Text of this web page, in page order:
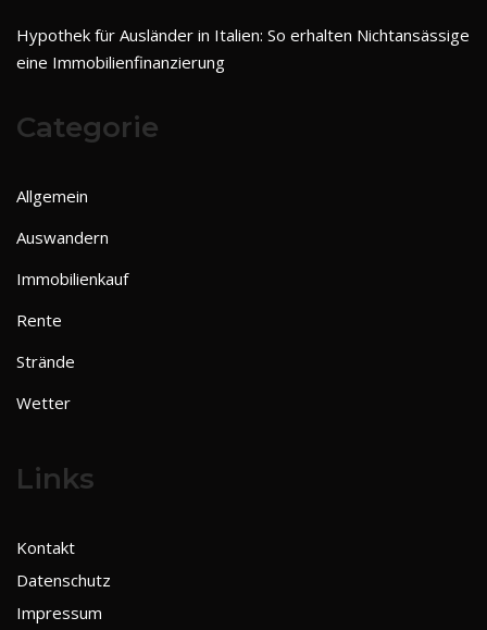
Hypothek für Ausländer in Italien: So erhalten Nichtansässige
eine Immobilienfinanzierung
Categorie
Allgemein
Auswandern
Immobilienkauf
Rente
Strände
Wetter
Links
Kontakt
Datenschutz
Impressum